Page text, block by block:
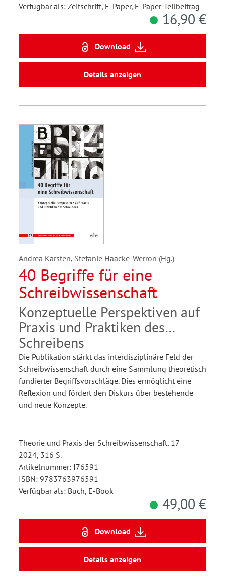
Verfügbar als: Zeitschrift, E-Paper, E-Paper-Teilbeitrag
16,90 €
Download
Details anzeigen
Andrea Karsten, Stefanie Haacke-Werron (Hg.)
40 Begriffe für eine
Schreibwissenschaft
Konzeptuelle Perspektiven auf
Praxis und Praktiken des
Schreibens
Die Publikation stärkt das interdisziplinäre Feld der
Schreibwissenschaft durch eine Sammlung theoretisch
fundierter Begriffsvorschläge. Dies ermöglicht eine
Reflexion und fördert den Diskurs über bestehende
und neue Konzepte.
Theorie und Praxis der Schreibwissenschaft, 17
2024, 316 S.
Artikelnummer: I76591
ISBN: 9783763976591
Verfügbar als: Buch, E-Book
49,00 €
Download
Details anzeigen